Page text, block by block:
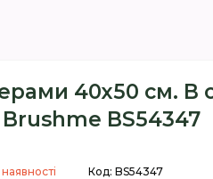
40х50 см. В
BS54347
Код: BS54347